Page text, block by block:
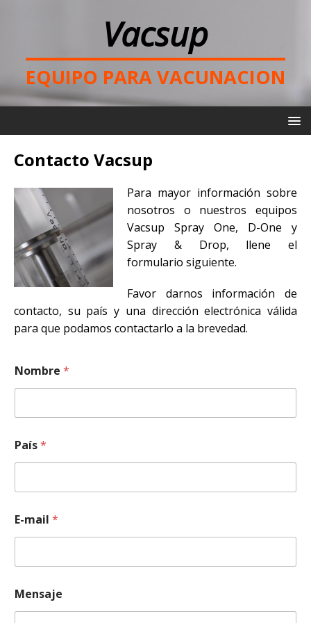
Vacsup
EQUIPO PARA VACUNACION
Contacto Vacsup
Para mayor información sobre
nosotros o nuestros equipos
Vacsup Spray One, D-One y
Spray & Drop, llene el
formulario siguiente.
Favor darnos información de
contacto, su país y una dirección electrónica válida
para que podamos contactarlo a la brevedad.
Nombre *
País*
E-mail *
*
N
Mensaje